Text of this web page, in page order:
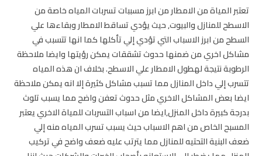
تعتبر المياة من الامطار من ابرز مسببات تسربات المياه خاصة من
الاسطح للمنازل والبيوت, حيث يؤدي تساقط الامطار وبقاءها علي
السطح من ابرز الاسباب التي تؤدي إلي تأكلها كما انها تتسبب في
مشاكل اخري من ضمنها حدوث تشققات يمكن رؤيتها وايضا ملاحظة
الرطوبة نتيجة لهطول الامطار علي الاسطح. بخلاف ان هذه المياه
تتسرب إلي داخل المنازل مما تسبب مشاكل كثيرة إلا انه يمكن ملاحظة
ايضا بعض المشاكل الاخري مثل حدوث تعفن واضح مما يسبب تلوث
بدرجة كبيرة داخل المنزل,ايضا من اسباب التسربات للمياة الاخري يعتبر
المسبح الخاص من اهم الاسباب حيث يسبب تسرب المياه منه إلي
ضعف البنية التحتيه للمنازل مما يترتب عليه ضعف واضح في تركيب